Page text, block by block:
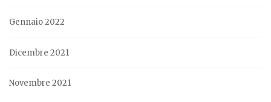
Gennaio 2022
Dicembre 2021
Novembre 2021